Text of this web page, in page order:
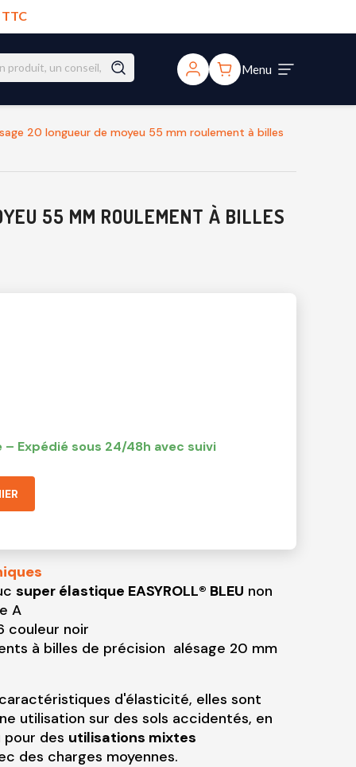
Menu
20 longueur de moyeu 55 mm roulement à billes
55 MM ROULEMENT À BILLES
– Expédié sous 24/48h avec suivi
super élastique EASYROLL® BLEU non
A
couleur noir
à billes de précision alésage 20 mm
d'élasticité, elles sont
utilisation sur des sols accidentés, en
des utilisations mixtes
des charges moyennes.